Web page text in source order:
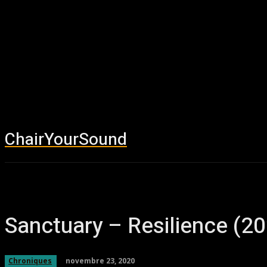
ChairYourSound
Sanctuary – Resilience
Chroniques novembre 23, 2020